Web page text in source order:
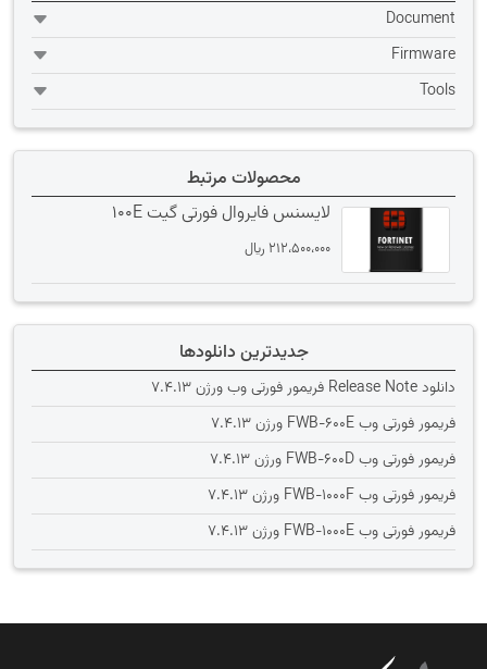
Document
Firmware
Tools
محصولات مرتبط
لایسنس فایروال فورتی گیت 100E
212،500،000 ﷼
جدیدترین دانلودها
دانلود Release Note فریمور فورتی وب ورژن 7.4.13
فریمور فورتی وب FWB-600E ورژن 7.4.13
فریمور فورتی وب FWB-600D ورژن 7.4.13
فریمور فورتی وب FWB-1000F ورژن 7.4.13
فریمور فورتی وب FWB-1000E ورژن 7.4.13